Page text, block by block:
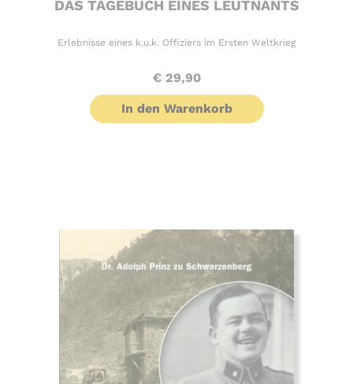
DAS TAGEBUCH EINES LEUTNANTS
Erlebnisse eines k.u.k. Offiziers im Ersten Weltkrieg
€ 29,90
In den Warenkorb